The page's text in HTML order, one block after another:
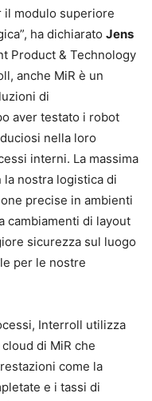
il modulo superiore
ha dichiarato Jens
Product & Technology
anche MiR è un
di
aver testato i robot
nella loro
interni. La massima
la nostra logistica di
precise in ambienti
cambiamenti di layout
sicurezza sul luogo
per le nostre
Interroll utilizza
di MiR che
come la
e i tassi di